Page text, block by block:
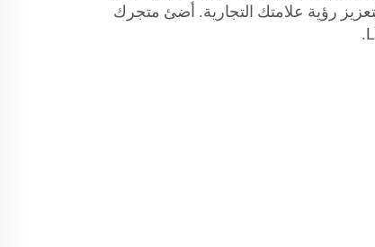
رؤية علامتك التجارية. أضئ متجرك